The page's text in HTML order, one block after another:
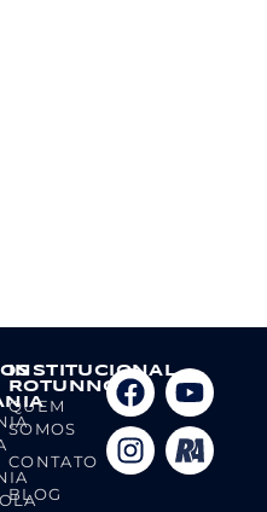
INSTITUCIONAL
ROTUNNO
QUEM
SOMOS
CONTATO
BLOG